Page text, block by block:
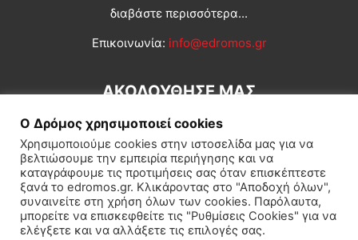
διαβάστε περισσότερα...
Επικοινωνία: info@edromos.gr
ΑΚΟΛΟΥΘΗΣΕ ΜΑΣ
Εγγραφή συνδρομητή Πολιτική Διεθνή Κοινωνία
Πολιτισμός Αφιερώματα
Ο Δρόμος χρησιμοποιεί cookies
Χρησιμοποιούμε cookies στην ιστοσελίδα μας για να
βελτιώσουμε την εμπειρία περιήγησης και να
καταγράφουμε τις προτιμήσεις σας όταν επισκέπτεστε
ξανά το edromos.gr. Κλικάροντας στο "Αποδοχή όλων",
συναινείτε στη χρήση όλων των cookies. Παρόλαυτα,
μπορείτε να επισκεφθείτε τις "Ρυθμίσεις Cookies" για να
ελέγξετε και να αλλάξετε τις επιλογές σας.